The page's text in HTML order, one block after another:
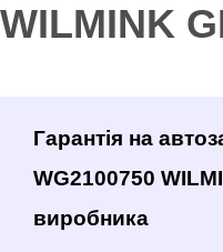
WILMINK
Гарантія на
WG2100750
виробника